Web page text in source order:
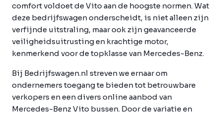
comfort voldoet de Vito aan de hoogste normen. Wat
deze bedrijfswagen onderscheidt, is niet alleen zijn
verfijnde uitstraling, maar ook zijn geavanceerde
veiligheidsuitrusting en krachtige motor,
kenmerkend voor de topklasse van Mercedes-Benz.
Bij Bedrijfswagen.nl streven we ernaar om
ondernemers toegang te bieden tot betrouwbare
verkopers en een divers online aanbod van
Mercedes-Benz Vito bussen. Door de variatie en